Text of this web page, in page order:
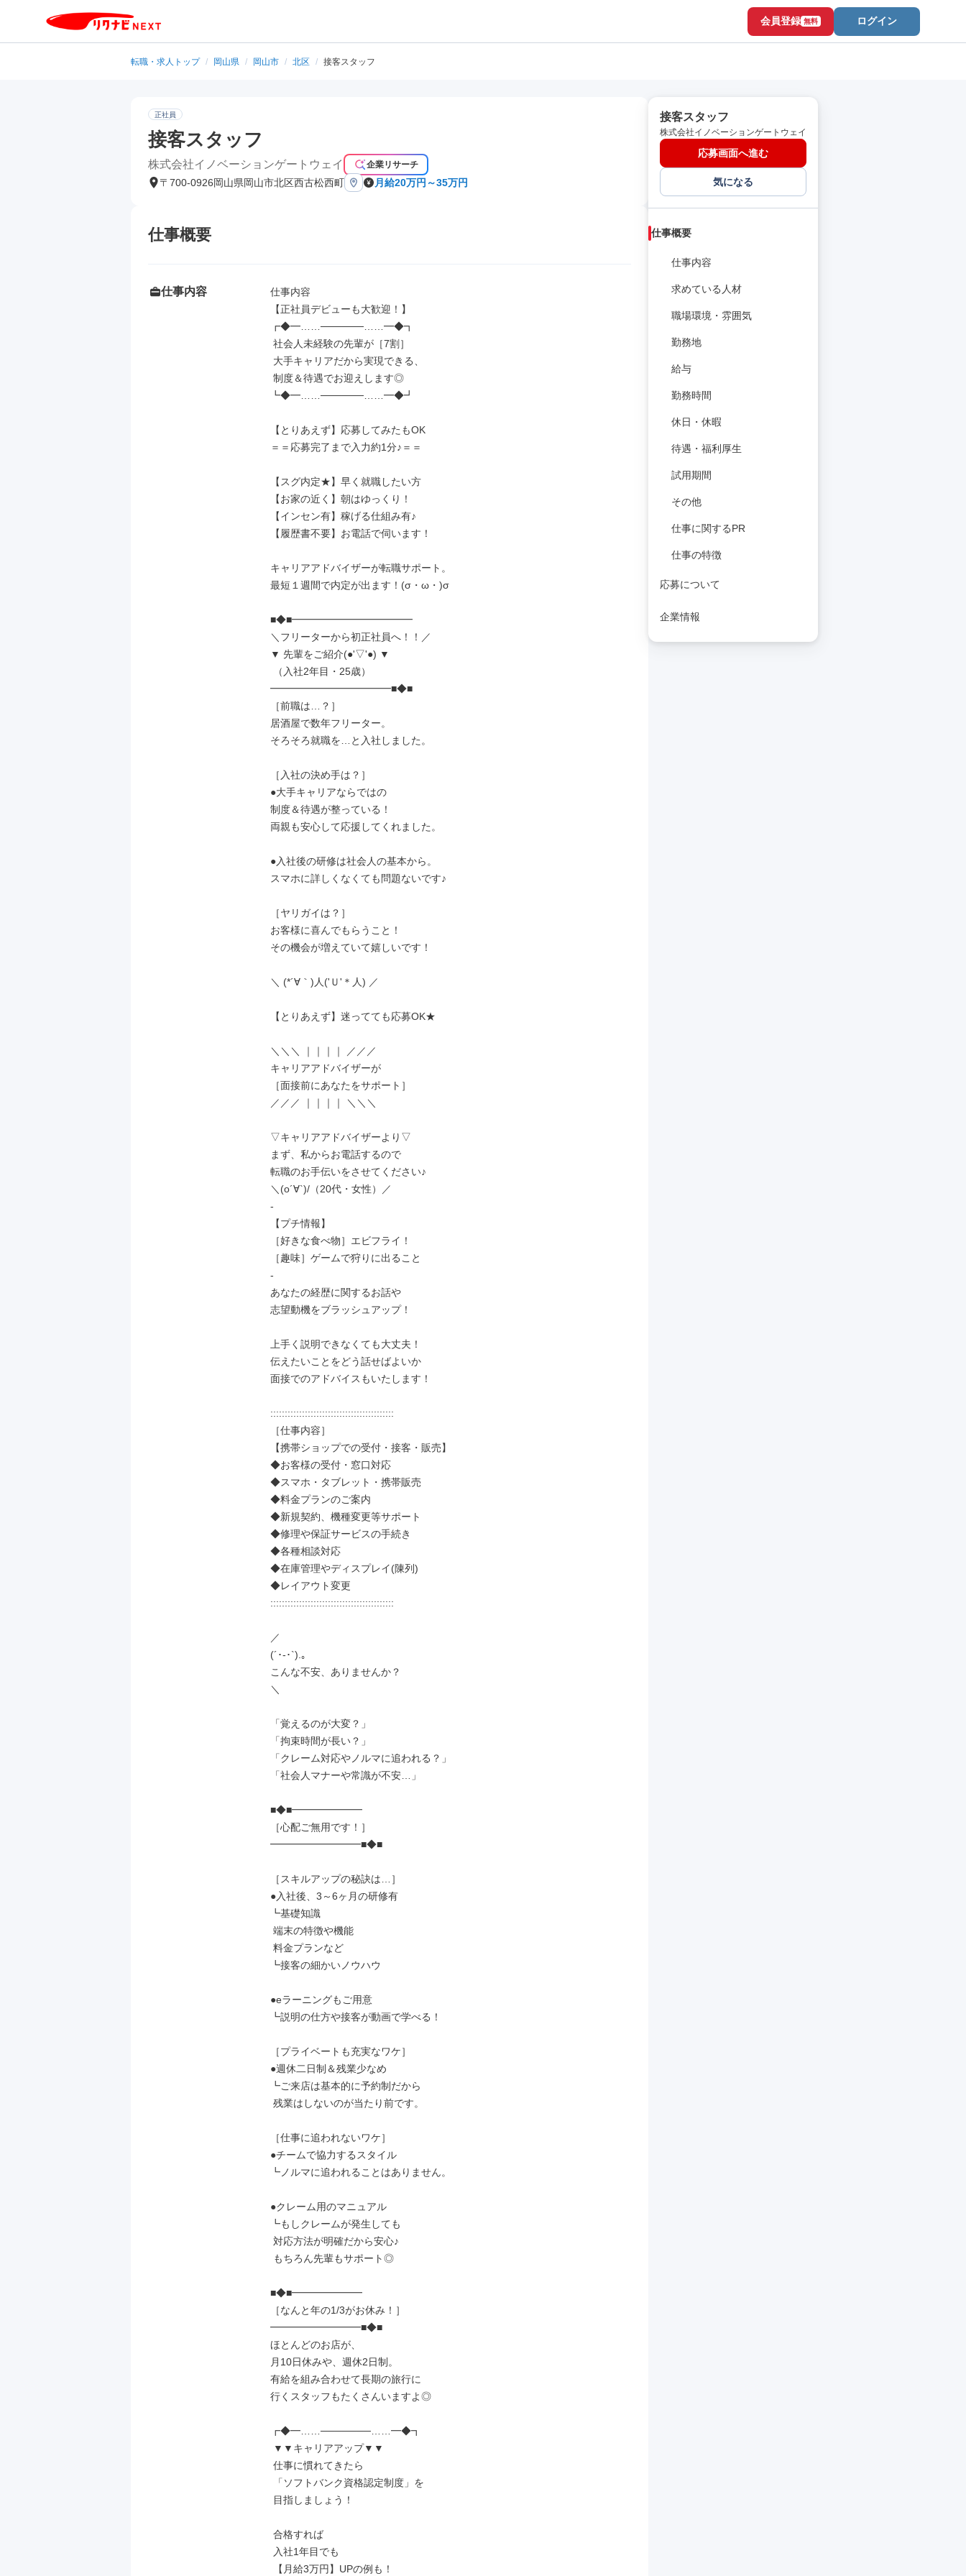
会員登録 無料 ログイン
転職・求人トップ / 岡山県 / 岡山市 / 北区 / 接客スタッフ
正社員
接客スタッフ
株式会社イノベーションゲートウェイ 企業リサーチ
〒700-0926岡山県岡山市北区西古松西町 月給20万円～35万円
仕事概要
仕事内容
仕事内容
【正社員デビューも大歓迎！】
┏◆━……──────……━◆┓
┗◆━……──────……━◆┛
【とりあえず】応募してみたもOK
＝＝応募完了まで入力約1分♪＝＝
【スグ内定★】早く就職したい方
【お家の近く】朝はゆっくり！
【インセン有】稼げる仕組み有♪
【履歴書不要】お電話で伺います！
キャリアアドバイザーが転職サポート。
最短１週間で内定が出ます！(σ・ω・)σ
■◆■━━━━━━━━━━━━
＼フリーターから初正社員へ！！／
▼ 先輩をご紹介(●'▽'●) ▼
━━━━━━━━━━━━■◆■
［前職は…？］
居酒屋で数年フリーター。
そろそろ就職を…と入社しました。
［入社の決め手は？］
●大手キャリアならではの
制度＆待遇が整っている！
両親も安心して応援してくれました。
●入社後の研修は社会人の基本から。
スマホに詳しくなくても問題ないです♪
［ヤリガイは？］
お客様に喜んでもらうこと！
その機会が増えていて嬉しいです！
＼ (*´∀｀)人('Ｕ'＊人) ／
【とりあえず】迷ってても応募OK★
＼＼＼ ｜｜｜｜ ／／／
キャリアアドバイザーが
［面接前にあなたをサポート］
／／／ ｜｜｜｜ ＼＼＼
▽キャリアアドバイザーより▽
まず、私からお電話するので
転職のお手伝いをさせてください♪
＼(o´∀`)/（20代・女性）／
-
【プチ情報】
［好きな食べ物］エビフライ！
［趣味］ゲームで狩りに出ること
-
あなたの経歴に関するお話や
志望動機をブラッシュアップ！
上手く説明できなくても大丈夫！
伝えたいことをどう話せばよいか
面接でのアドバイスもいたします！
:::::::::::::::::::::::::::::::::::::::::::
［仕事内容］
【携帯ショップでの受付・接客・販売】
◆お客様の受付・窓口対応
◆スマホ・タブレット・携帯販売
◆料金プランのご案内
◆新規契約、機種変更等サポート
◆修理や保証サービスの手続き
◆各種相談対応
◆在庫管理やディスプレイ(陳列)
◆レイアウト変更
:::::::::::::::::::::::::::::::::::::::::::
／
(´･-･`).｡
こんな不安、ありませんか？
＼
「覚えるのが大変？」
「拘束時間が長い？」
「クレーム対応やノルマに追われる？」
「社会人マナーや常識が不安…」
■◆■━━━━━━━
［心配ご無用です！］
━━━━━━━━━■◆■
［スキルアップの秘訣は…］
●入社後、3～6ヶ月の研修有
┗基礎知識
┗接客の細かいノウハウ
●eラーニングもご用意
┗説明の仕方や接客が動画で学べる！
［プライベートも充実なワケ］
●週休二日制＆残業少なめ
┗ご来店は基本的に予約制だから
［仕事に追われないワケ］
●チームで協力するスタイル
┗ノルマに追われることはありません。
●クレーム用のマニュアル
┗もしクレームが発生しても
■◆■━━━━━━━
［なんと年の1/3がお休み！］
━━━━━━━━━■◆■
ほとんどのお店が、
月10日休みや、週休2日制。
有給を組み合わせて長期の旅行に
行くスタッフもたくさんいますよ◎
┏◆━……───────……━◆┓
接客スタッフ
株式会社イノベーションゲートウェイ
応募画面へ進む
気になる
仕事概要
仕事内容
求めている人材
職場環境・雰囲気
勤務地
給与
勤務時間
休日・休暇
待遇・福利厚生
試用期間
その他
仕事に関するPR
仕事の特徴
応募について
企業情報